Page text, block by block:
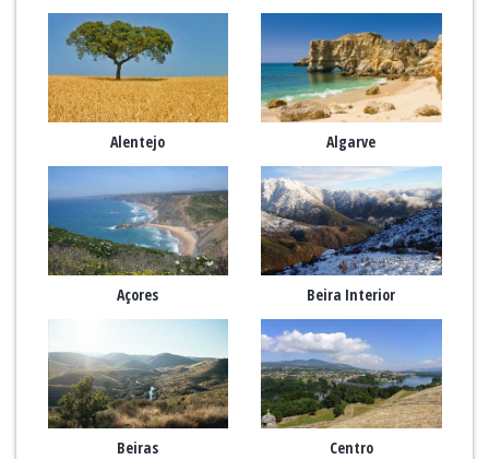
Alentejo Algarve
Açores Beira Interior
Beiras Centro